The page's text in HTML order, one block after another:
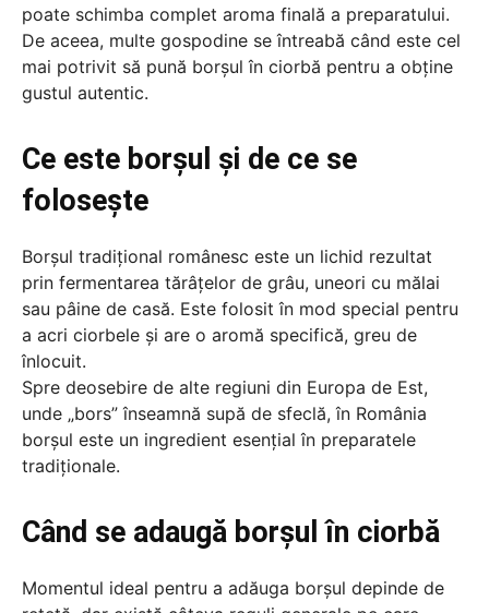
poate schimba complet aroma finală a preparatului.
De aceea, multe gospodine se întreabă când este cel
mai potrivit să pună borșul în ciorbă pentru a obține
gustul autentic.
Ce este borșul și de ce se
folosește
Borșul tradițional românesc este un lichid rezultat
prin fermentarea tărâțelor de grâu, uneori cu mălai
sau pâine de casă. Este folosit în mod special pentru
a acri ciorbele și are o aromă specifică, greu de
înlocuit.
Spre deosebire de alte regiuni din Europa de Est,
unde „bors” înseamnă supă de sfeclă, în România
borșul este un ingredient esențial în preparatele
tradiționale.
Când se adaugă borșul în ciorbă
Momentul ideal pentru a adăuga borșul depinde de